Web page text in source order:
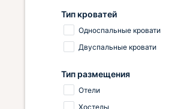
0.3 км от центра
Денис
Тип кроватей
Односпальные кровати
Двуспальные кровати
Тип размещения
Отели
Хостелы